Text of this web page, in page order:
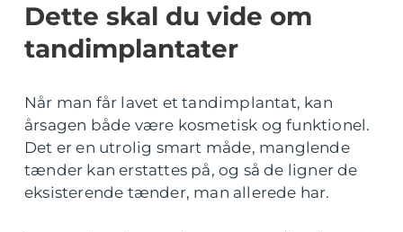
Dette skal du vide om
tandimplantater
Når man får lavet et tandimplantat, kan
årsagen både være kosmetisk og funktionel.
Det er en utrolig smart måde, manglende
tænder kan erstattes på, og så de ligner de
eksisterende tænder, man allerede har.